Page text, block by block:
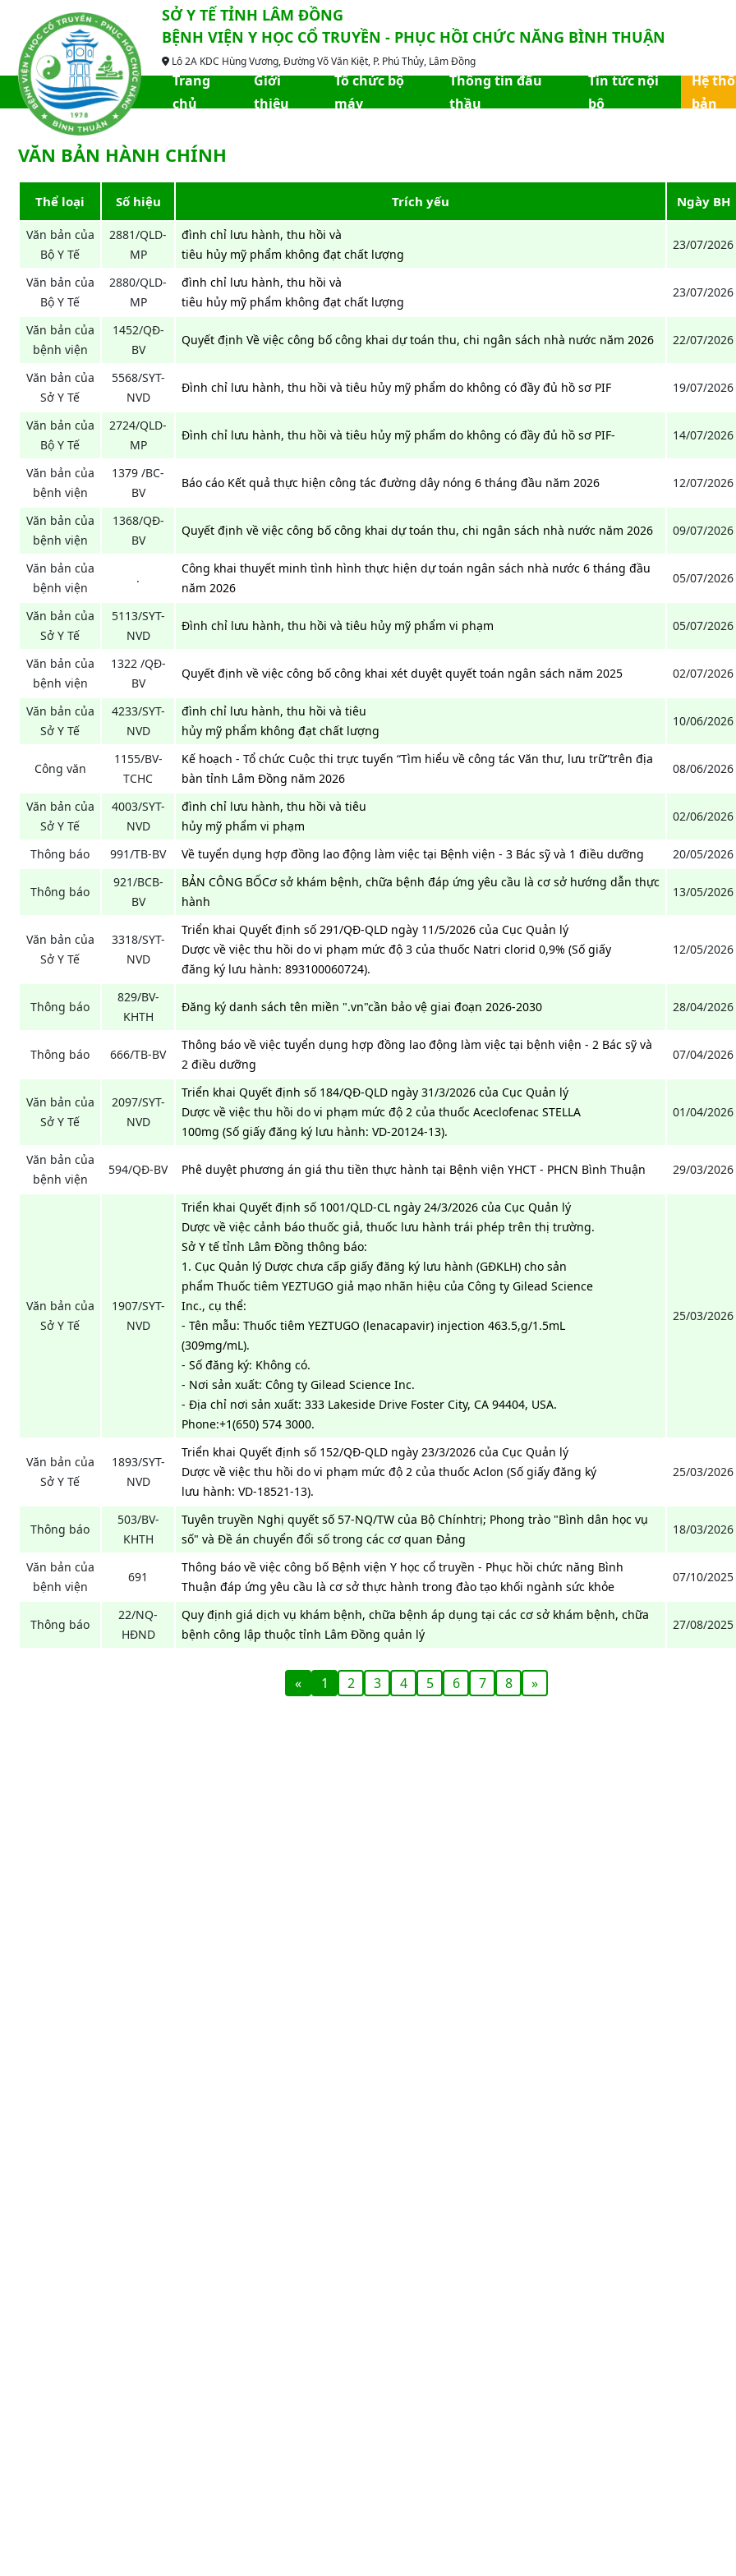
SỞ Y TẾ TỈNH LÂM ĐỒNG
BỆNH VIỆN Y HỌC CỔ TRUYỀN - PHỤC HỒI CHỨC NĂNG BÌNH THUẬN
Lô 2A KDC Hùng Vương, Đường Võ Văn Kiệt, P. Phú Thủy, Lâm Đồng
Trang
chủ
Giới
thiệu
Tổ chức bộ
máy
Thông tin đấu
thầu
Tin tức nội
bộ
Hệ
bản
VĂN BẢN HÀNH CHÍNH
Thể loại Số hiệu Trích yếu Ngày BH
Văn bản của
Bộ Y Tế
2881/QLD-
MP
đình chỉ lưu hành, thu hồi và
tiêu hủy mỹ phẩm không đạt chất lượng
23/07/2026
Văn bản của
Bộ Y Tế
2880/QLD-
MP
đình chỉ lưu hành, thu hồi và
tiêu hủy mỹ phẩm không đạt chất lượng
23/07/2026
Văn bản của
bệnh viện
1452/QĐ-
BV
Quyết định Về việc công bố công khai dự toán thu, chi ngân sách nhà nước năm 2026 22/07/2026
Văn bản của
Sở Y Tế
5568/SYT-
NVD
Đình chỉ lưu hành, thu hồi và tiêu hủy mỹ phẩm do không có đầy đủ hồ sơ PIF 19/07/2026
Văn bản của
Bộ Y Tế
2724/QLD-
MP
Đình chỉ lưu hành, thu hồi và tiêu hủy mỹ phẩm do không có đầy đủ hồ sơ PIF- 14/07/2026
Văn bản của
bệnh viện
1379 /BC-
BV
Báo cáo Kết quả thực hiện công tác đường dây nóng 6 tháng đầu năm 2026 12/07/2026
Văn bản của
bệnh viện
1368/QĐ-
BV
Quyết định về việc công bố công khai dự toán thu, chi ngân sách nhà nước năm 2026 09/07/2026
Văn bản của
bệnh viện
.
Công khai thuyết minh tình hình thực hiện dự toán ngân sách nhà nước 6 tháng đầu
năm 2026
05/07/2026
Văn bản của
Sở Y Tế
5113/SYT-
NVD
Đình chỉ lưu hành, thu hồi và tiêu hủy mỹ phẩm vi phạm 05/07/2026
Văn bản của
bệnh viện
1322 /QĐ-
BV
Quyết định về việc công bố công khai xét duyệt quyết toán ngân sách năm 2025 02/07/2026
Văn bản của
Sở Y Tế
4233/SYT-
NVD
đình chỉ lưu hành, thu hồi và tiêu
hủy mỹ phẩm không đạt chất lượng
10/06/2026
Công văn
1155/BV-
TCHC
Kế hoạch - Tổ chức Cuộc thi trực tuyến “Tìm hiểu về công tác Văn thư, lưu trữ”trên địa
bàn tỉnh Lâm Đồng năm 2026
08/06/2026
Văn bản của
Sở Y Tế
4003/SYT-
NVD
đình chỉ lưu hành, thu hồi và tiêu
hủy mỹ phẩm vi phạm
02/06/2026
Thông báo 991/TB-BV Về tuyển dụng hợp đồng lao động làm việc tại Bệnh viện - 3 Bác sỹ và 1 điều dưỡng 20/05/2026
Thông báo
921/BCB-
BV
BẢN CÔNG BỐCơ sở khám bệnh, chữa bệnh đáp ứng yêu cầu là cơ sở hướng dẫn thực
hành
13/05/2026
Văn bản của
Sở Y Tế
3318/SYT-
NVD
Triển khai Quyết định số 291/QĐ-QLD ngày 11/5/2026 của Cục Quản lý
Dược về việc thu hồi do vi phạm mức độ 3 của thuốc Natri clorid 0,9% (Số giấy
đăng ký lưu hành: 893100060724).
12/05/2026
Thông báo
829/BV-
KHTH
Đăng ký danh sách tên miền ".vn"cần bảo vệ giai đoạn 2026-2030 28/04/2026
Thông báo 666/TB-BV
Thông báo về việc tuyển dụng hợp đồng lao động làm việc tại bệnh viện - 2 Bác sỹ và
2 điều dưỡng
07/04/2026
Văn bản của
Sở Y Tế
2097/SYT-
NVD
Triển khai Quyết định số 184/QĐ-QLD ngày 31/3/2026 của Cục Quản lý
Dược về việc thu hồi do vi phạm mức độ 2 của thuốc Aceclofenac STELLA
100mg (Số giấy đăng ký lưu hành: VD-20124-13).
01/04/2026
Văn bản của
bệnh viện
594/QĐ-BV Phê duyệt phương án giá thu tiền thực hành tại Bệnh viện YHCT - PHCN Bình Thuận 29/03/2026
Văn bản của
Sở Y Tế
1907/SYT-
NVD
Triển khai Quyết định số 1001/QLD-CL ngày 24/3/2026 của Cục Quản lý
Dược về việc cảnh báo thuốc giả, thuốc lưu hành trái phép trên thị trường.
Sở Y tế tỉnh Lâm Đồng thông báo:
1. Cục Quản lý Dược chưa cấp giấy đăng ký lưu hành (GĐKLH) cho sản
phẩm Thuốc tiêm YEZTUGO giả mạo nhãn hiệu của Công ty Gilead Science
Inc., cụ thể:
- Tên mẫu: Thuốc tiêm YEZTUGO (lenacapavir) injection 463.5,g/1.5mL
(309mg/mL).
- Số đăng ký: Không có.
- Nơi sản xuất: Công ty Gilead Science Inc.
- Địa chỉ nơi sản xuất: 333 Lakeside Drive Foster City, CA 94404, USA.
Phone:+1(650) 574 3000.
25/03/2026
Văn bản của
Sở Y Tế
1893/SYT-
NVD
Triển khai Quyết định số 152/QĐ-QLD ngày 23/3/2026 của Cục Quản lý
Dược về việc thu hồi do vi phạm mức độ 2 của thuốc Aclon (Số giấy đăng ký
lưu hành: VD-18521-13).
25/03/2026
Thông báo
503/BV-
KHTH
Tuyên truyền Nghị quyết số 57-NQ/TW của Bộ Chínhtrị; Phong trào "Bình dân học vụ
số" và Đề án chuyển đổi số trong các cơ quan Đảng
18/03/2026
Văn bản của
bệnh viện
691
Thông báo về việc công bố Bệnh viện Y học cổ truyền - Phục hồi chức năng Bình
Thuận đáp ứng yêu cầu là cơ sở thực hành trong đào tạo khối ngành sức khỏe
07/10/2025
Thông báo
22/NQ-
HĐND
Quy định giá dịch vụ khám bệnh, chữa bệnh áp dụng tại các cơ sở khám bệnh, chữa
bệnh công lập thuộc tỉnh Lâm Đồng quản lý
27/08/2025
« 1 2 3 4 5 6 7 8 »